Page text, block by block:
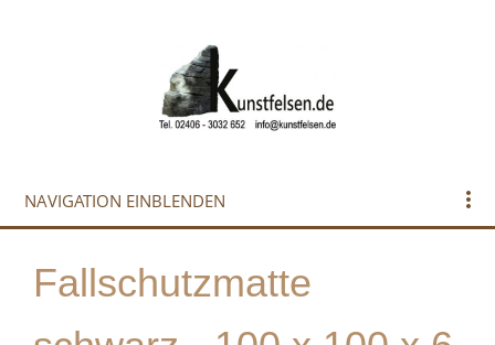
NAVIGATION EINBLENDEN
Fallschutzmatte